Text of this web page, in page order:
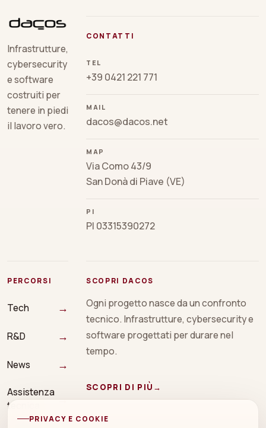
Infrastrutture,
cybersecurity
e software
costruiti per
tenere in piedi
il lavoro vero.
CONTATTI
TEL
+39 0421 221 771
MAIL
dacos@dacos.net
MAP
Via Como 43/9
San Donà di Piave (VE)
PI
PI 03315390272
PERCORSI
Tech →
R&D →
News →
Assistenza
tecnica
→
SCOPRI DACOS
Ogni progetto nasce da un confronto
tecnico. Infrastrutture, cybersecurity e
software progettati per durare nel
tempo.
SCOPRI DI PIÙ →
PRIVACY E COOKIE